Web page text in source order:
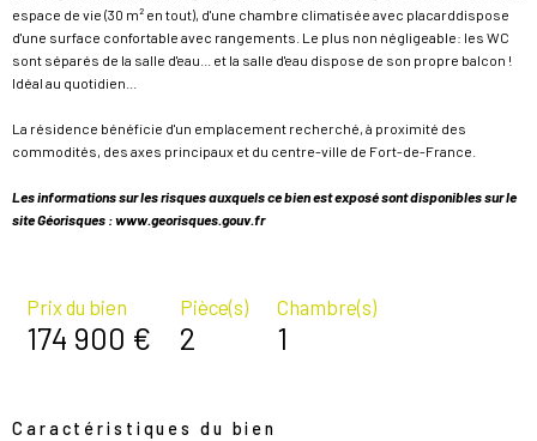
espace de vie (30 m² en tout), d'une chambre climatisée avec placarddispose
d'une surface confortable avec rangements. Le plus non négligeable: les WC
sont séparés de la salle d'eau... et la salle d'eau dispose de son propre balcon !
Idéal au quotidien...
La résidence bénéficie d'un emplacement recherché, à proximité des
commodités, des axes principaux et du centre-ville de Fort-de-France.
Les informations sur les risques auxquels ce bien est exposé sont disponibles sur le
site Géorisques : www.georisques.gouv.fr
Prix du bien
174 900 €
Pièce(s)
2
Chambre(s)
1
Caractéristiques du bien